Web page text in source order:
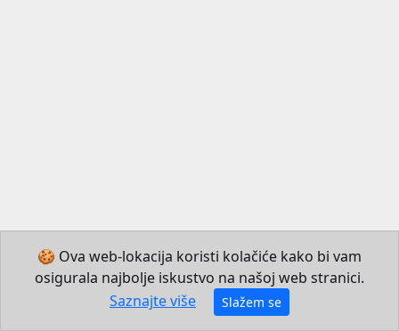
🍪 Ova web-lokacija koristi kolačiće kako bi vam
osigurala najbolje iskustvo na našoj web stranici.
Saznajte više
Slažem se
© 2026 Institut za hrvatski jezik i jezikoslovlje
Izradio JB Mechatronics